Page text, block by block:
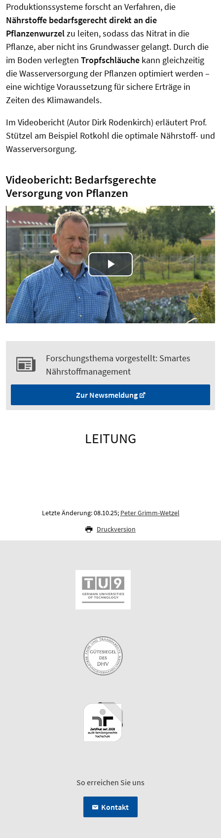
Produktionssysteme forscht an Verfahren, die
Nährstoffe bedarfsgerecht direkt an die
Pflanzenwurzelzu leiten, sodass das Nitrat in die
Pflanze, aber nicht ins Grundwasser gelangt. Durch die
im Boden verlegten Tropfschläuche kann gleichzeitig
die Wasserversorgung der Pflanzen optimiert werden –
eine wichtige Voraussetzung für sichere Erträge in
Zeiten des Klimawandels.
Im Videobericht (Autor Dirk Rodenkirch) erläutert Prof.
Stützel am Beispiel Rotkohl die optimale Nährstoff- und
Wasserversorgung.
Videobericht: Bedarfsgerechte
Versorgung von Pflanzen
Play
Video
Forschungsthema vorgestellt: Smartes
Nährstoffmanagement
Zur Newsmeldung
LEITUNG
Letzte Änderung: 08.10.25; Peter Grimm-Wetzel
Druckversion
So erreichen Sie uns
Kontakt